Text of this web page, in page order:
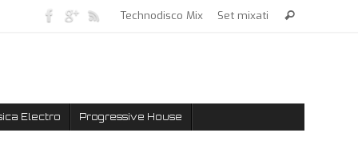
Technodisco Mix Set mixati
Electro Progressive House